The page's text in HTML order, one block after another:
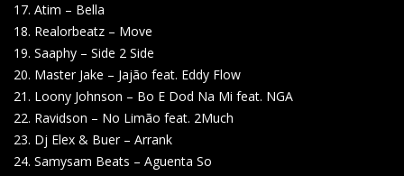
17. Atim – Bella
18. Realorbeatz – Move
19. Saaphy – Side 2 Side
20. Master Jake – Jajão feat. Eddy Flow
21. Loony Johnson – Bo E Dod Na Mi feat. NGA
22. Ravidson – No Limão feat. 2Much
23. Dj Elex & Buer – Arrank
24. Samysam Beats – Aguenta So